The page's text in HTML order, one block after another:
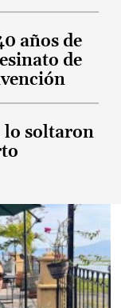
años de
de
lo soltaron